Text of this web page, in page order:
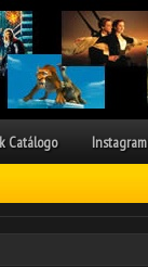
Catálogo Instagram